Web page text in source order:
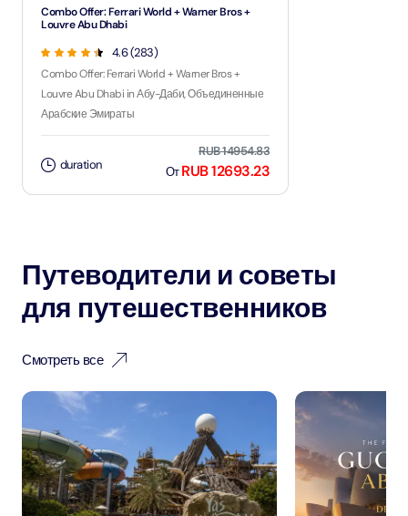
Combo Offer: Ferrari World + Warner Bros +
Louvre Abu Dhabi
4.6 (283)
Combo Offer: Ferrari World + Warner Bros +
Louvre Abu Dhabi in Абу-Даби, Объединенные
Арабские Эмираты
duration
RUB 14954.83
ОтRUB 12693.23
Путеводители и советы
для путешественников
Смотреть все